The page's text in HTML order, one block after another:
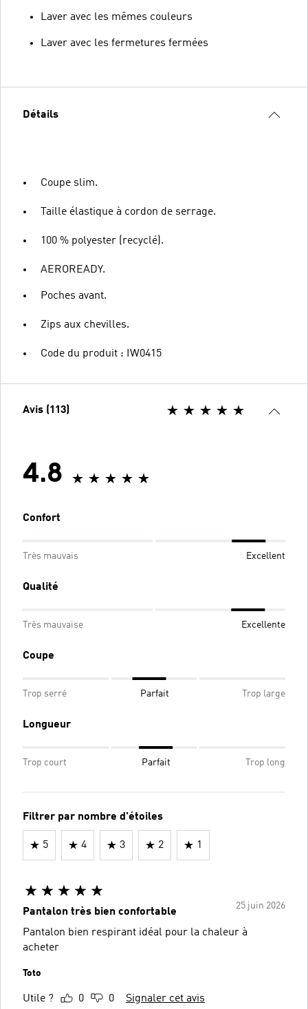
Laver avec les mêmes couleurs
Laver avec les fermetures fermées
Détails
Coupe slim.
Taille élastique à cordon de serrage.
100 % polyester (recyclé).
AEROREADY.
Poches avant.
Zips aux chevilles.
Code du produit : IW0415
Avis (113)
4.8
Confort
Très mauvais Excellent
Qualité
Très mauvaise Excellente
Coupe
Trop serré Parfait Trop large
Longueur
Trop court Parfait Trop long
Filtrer par nombre d'étoiles
5 4 3 2 1
25 juin 2026
Pantalon très bien confortable
Pantalon bien respirant idéal pour la chaleur à
acheter
Toto
Utile ? 0 0 Signaler cet avis